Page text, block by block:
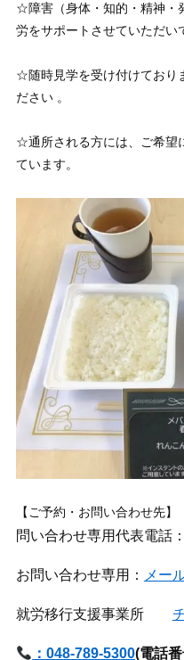
☆障害（身体・知的・精神・
労をサポートさせていただい
☆随時見学を受け付けており
ださい 。
☆通所される方には、ご希望
ています。
【ご予約・お問い合わせ先】
問い合わせ専用代表電話：
お問い合わせ専用： メー
就労移行支援事業所
：048-789-5300(電話